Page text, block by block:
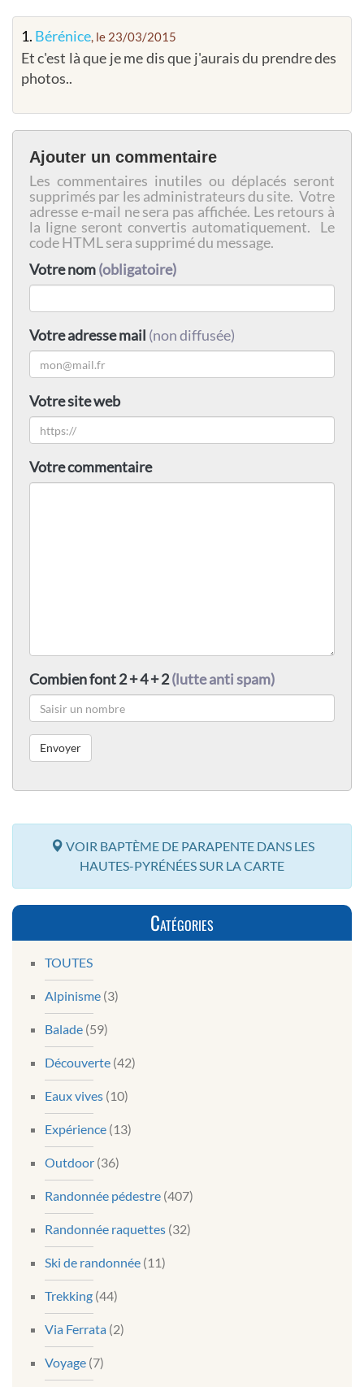
1. Bérénice, le 23/03/2015
Et c'est là que je me dis que j'aurais du prendre des
photos..
Ajouter un commentaire
Les commentaires inutiles ou déplacés seront
supprimés par les administrateurs du site. Votre
adresse e-mail ne sera pas affichée. Les retours à
la ligne seront convertis automatiquement. Le
code HTML sera supprimé du message.
Votre nom(obligatoire)
Votre adresse mail (non diffusée)
Votre site web
Votre commentaire
Combien font 2 + 4 + 2(lutte anti spam)
VOIR BAPTÈME DE PARAPENTE DANS LES
HAUTES-PYRÉNÉES SUR LA CARTE
Catégories
TOUTES
Alpinisme (3)
Balade (59)
Découverte (42)
Eaux vives (10)
Expérience (13)
Outdoor (36)
Randonnée pédestre (407)
Randonnée raquettes (32)
Ski de randonnée (11)
Trekking (44)
Via Ferrata (2)
Voyage (7)